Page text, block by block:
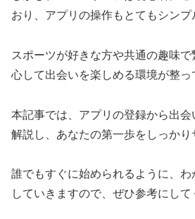
おり、アプリの操作もとてもシンプ
スポーツが好きな方や共通の趣味
心して出会いを楽しめる環境が整っ
本記事では、アプリの登録から出
解説し、あなたの第一歩をしっかり
誰でもすぐに始められるように、
していきますので、ぜひ参考にして